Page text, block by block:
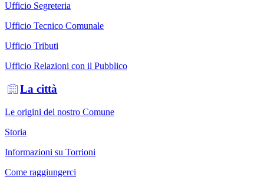
Ufficio Segreteria
Ufficio Tecnico Comunale
Ufficio Tributi
Ufficio Relazioni con il Pubblico
La città
Le origini del nostro Comune
Storia
Informazioni su Torrioni
Come raggiungerci